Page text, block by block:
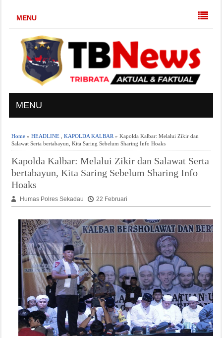
MENU
MENU
Home» HEADLINE, KAPOLDA KALBAR » Kapolda Kalbar: Melalui Zikir dan
Salawat Serta bertabayun, Kita Saring Sebelum Sharing Info Hoaks
Kapolda Kalbar: Melalui Zikir dan Salawat Serta
bertabayun, Kita Saring Sebelum Sharing Info
Hoaks
Humas Polres Sekadau 22 Februari